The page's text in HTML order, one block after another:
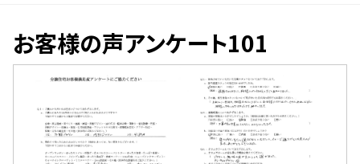
お客様の声アンケート101